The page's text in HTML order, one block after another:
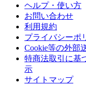
ヘルプ・使い方
お問い合わせ
利用規約
プライバシーポ
Cookie等の外部
特商法取引に基
示
サイトマップ